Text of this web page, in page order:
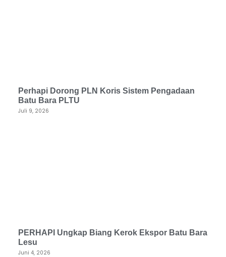
Perhapi Dorong PLN Koris Sistem Pengadaan
Batu Bara PLTU
Juli 9, 2026
PERHAPI Ungkap Biang Kerok Ekspor Batu Bara
Lesu
Juni 4, 2026